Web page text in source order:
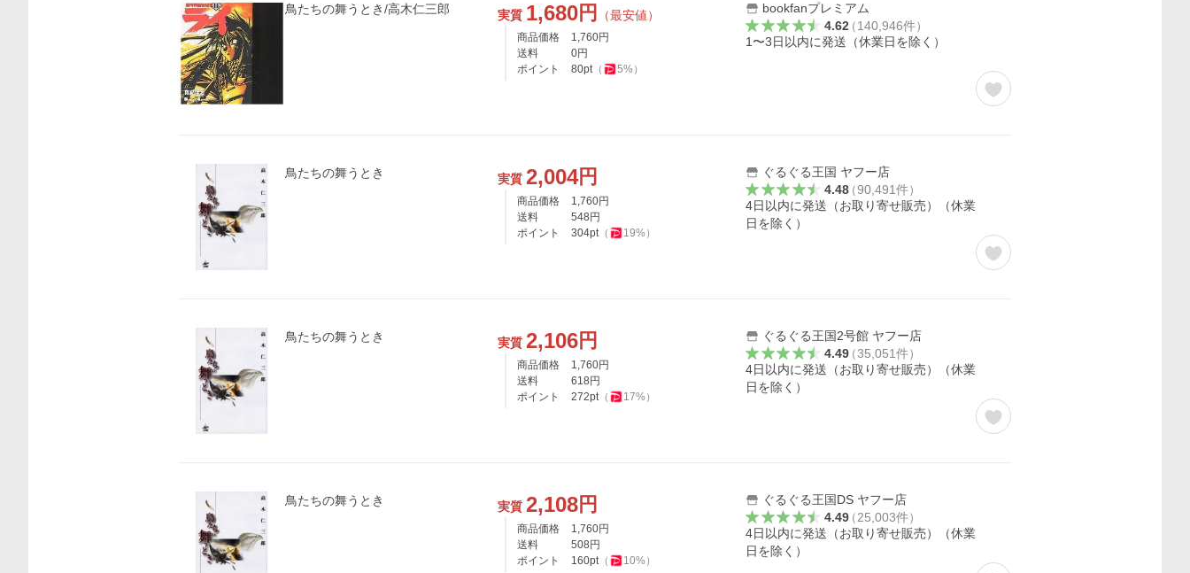
鳥たちの舞うとき/高木仁三郎 実質 1,680円 （最安値）
商品価格 1,760円
送料
0円
ポイント
80pt（ 5%）
bookfanプレミアム
4.62（140,946件）
1〜3日以内に発送（休業日を除く）
鳥たちの舞うとき 実質 2,004円
商品価格 1,760円
送料
548 円
ポイント
304pt（ 19%）
ぐるぐる王国 ヤフー店
4.48（90,491件）
4日以内に発送（お取り寄せ販売）（休業
日を除く）
鳥たちの舞うとき 実質 2,106円
商品価格 1,760円
送料
618 円
ポイント
272pt（ 17%）
ぐるぐる王国2号館 ヤフー店
4.49（35,051件）
4日以内に発送（お取り寄せ販売）（休業
日を除く）
鳥たちの舞うとき 実質 2,108円
商品価格 1,760円
送料
508 円
ポイント
160pt（ 10%）
ぐるぐる王国DS ヤフー店
4.49（25,003件）
4日以内に発送（お取り寄せ販売）（休業
日を除く）